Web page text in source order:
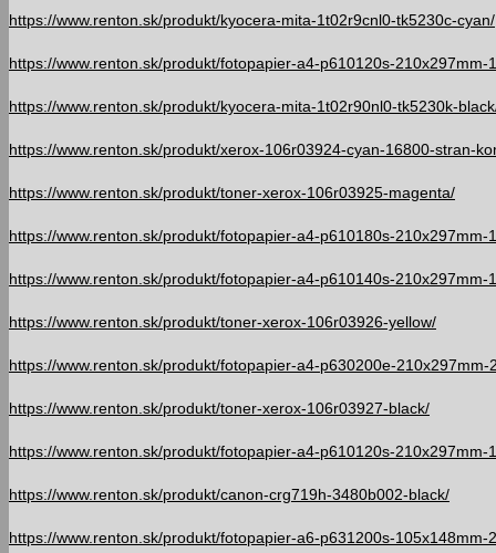
https://www.renton.sk/produkt/kyocera-mita-1t02r9cnl0-tk5230c-cyan/
https://www.renton.sk/produkt/fotopapier-a4-p610120s-210x297mm-
https://www.renton.sk/produkt/kyocera-mita-1t02r90nl0-tk5230k-
https://www.renton.sk/produkt/xerox-106r03924-cyan-16800-stran-
https://www.renton.sk/produkt/toner-xerox-106r03925-magenta/
https://www.renton.sk/produkt/fotopapier-a4-p610180s-210x297mm-
https://www.renton.sk/produkt/fotopapier-a4-p610140s-210x297mm-
https://www.renton.sk/produkt/toner-xerox-106r03926-yellow/
https://www.renton.sk/produkt/fotopapier-a4-p630200e-210x297mm-
https://www.renton.sk/produkt/toner-xerox-106r03927-black/
https://www.renton.sk/produkt/fotopapier-a4-p610120s-210x297mm-
https://www.renton.sk/produkt/canon-crg719h-3480b002-black/
https://www.renton.sk/produkt/fotopapier-a6-p631200s-105x148mm-